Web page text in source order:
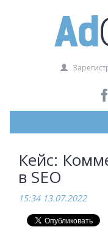
Кейс:
в SEO
15:34 13.07.2022